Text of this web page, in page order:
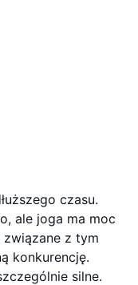
czasu.
ale joga ma moc
z tym
konkurencję.
silne.